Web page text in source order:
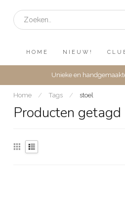
HOME NIEUW!
Unieke en
Home / Tags / stoel
Producten